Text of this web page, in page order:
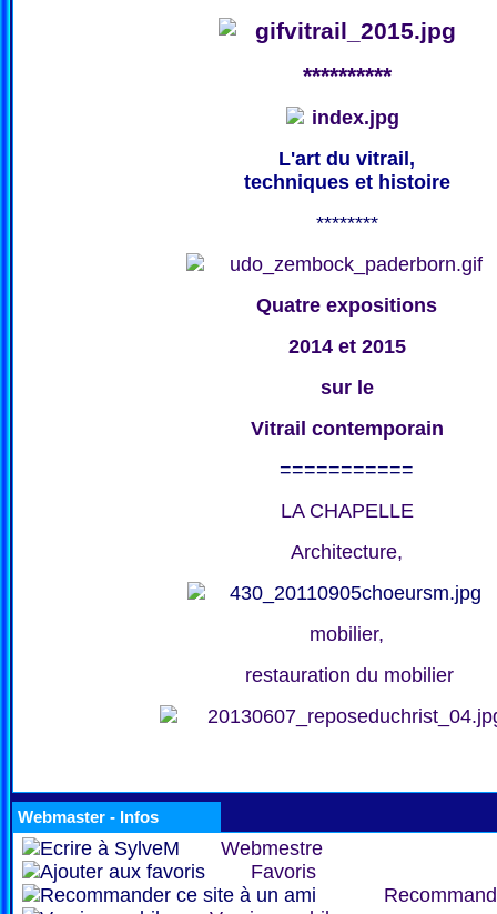
**********
L'art du vitrail,
techniques et histoire
********
Quatre expositions
2014 et 2015
sur le
Vitrail contemporain
===========
LA CHAPELLE
Architecture,
mobilier,
restauration du mobilier
Webmaster - Infos
Webmestre
Favoris